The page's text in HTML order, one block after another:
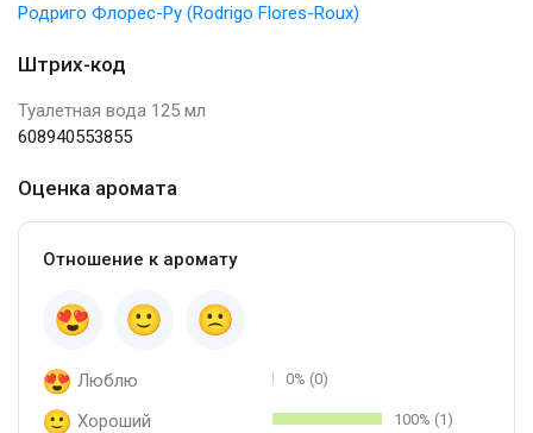
Родриго Флорес-Ру (Rodrigo Flores-Roux)
Штрих-код
Туалетная вода 125 мл
608940553855
Оценка аромата
Отношение к аромату
Люблю 0% (0)
Хороший 100% (1)